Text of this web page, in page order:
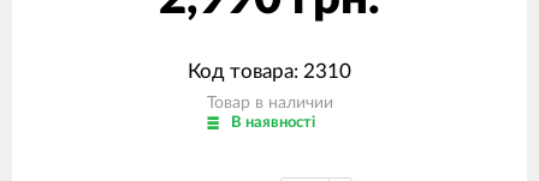
Код товара: 2310
Товар в наличии
В наявності